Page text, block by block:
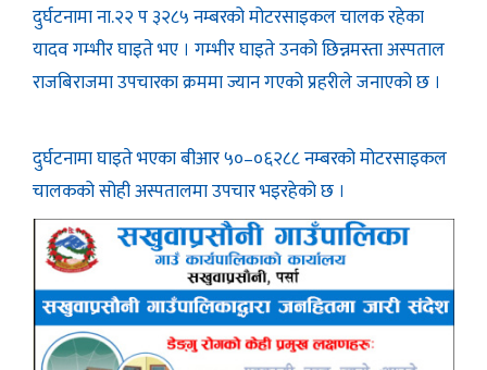
दुर्घटनामा ना.२२ प ३२८५ नम्बरको मोटरसाइकल चालक रहेका
यादव गम्भीर घाइते भए । गम्भीर घाइते उनको छिन्नमस्ता अस्पताल
राजबिराजमा उपचारका क्रममा ज्यान गएको प्रहरीले जनाएको छ ।
दुर्घटनामा घाइते भएका बीआर ५०–०६२८८ नम्बरको मोटरसाइकल
चालकको सोही अस्पतालमा उपचार भइरहेको छ ।